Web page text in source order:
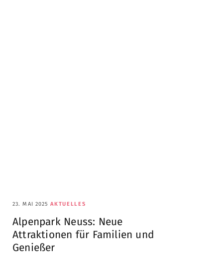
23. MAI 2025 AKTUELLES
Alpenpark Neuss: Neue
Attraktionen für Familien und
Genießer